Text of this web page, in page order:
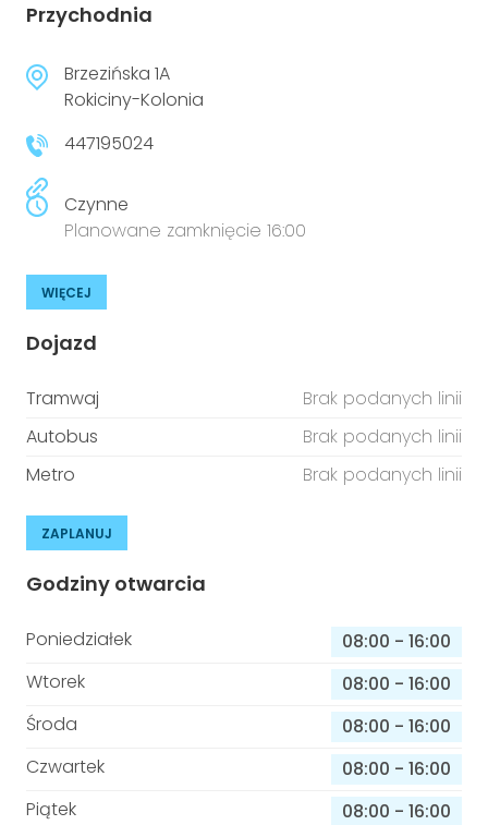
Przychodnia
Brzezińska 1A
Rokiciny-Kolonia
447195024
Czynne
Planowane zamknięcie 16:00
WIĘCEJ
Dojazd
Tramwaj
Brak podanych linii
Autobus
Brak podanych linii
Metro
Brak podanych linii
ZAPLANUJ
Godziny otwarcia
Poniedziałek 08:00 - 16:00
Wtorek
08:00 - 16:00
Środa
08:00 - 16:00
Czwartek
08:00 - 16:00
Piątek
08:00 - 16:00